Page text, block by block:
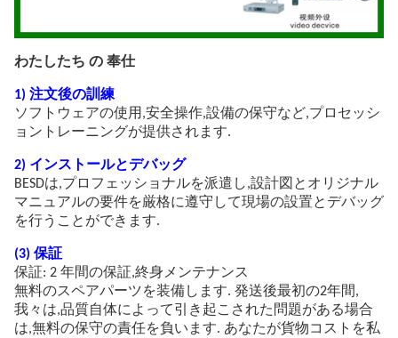
わたしたち の 奉仕
1) 注文後の訓練
ソフトウェアの使用,安全操作,設備の保守など,プロセッシ
ョントレーニングが提供されます.
2) インストールとデバッグ
BESDは,プロフェッショナルを派遣し,設計図とオリジナル
マニュアルの要件を厳格に遵守して現場の設置とデバッグ
を行うことができます.
(3) 保証
保証: 2 年間の保証,終身メンテナンス
無料のスペアパーツを装備します. 発送後最初の2年間,
我々は,品質自体によって引き起こされた問題がある場合
は,無料の保守の責任を負います. あなたが貨物コストを私